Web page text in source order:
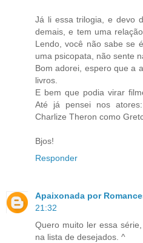
Já li essa trilogia, e devo
demais, e tem uma
Lendo, você não sabe se
uma psicopata, não sente
Bom adorei, espero que a
livros.
E bem que podia virar
Até já pensei nos
Charlize Theron como
Bjos!
Responder
Apaixonada por
21:32
Quero muito ler essa
na lista de desejados. ^